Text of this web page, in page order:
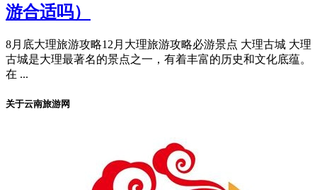
游合适吗）
8月底大理旅游攻略12月大理旅游攻略必游景点 大理古城 大理
古城是大理最著名的景点之一，有着丰富的历史和文化底蕴。
在 ...
关于云南旅游网